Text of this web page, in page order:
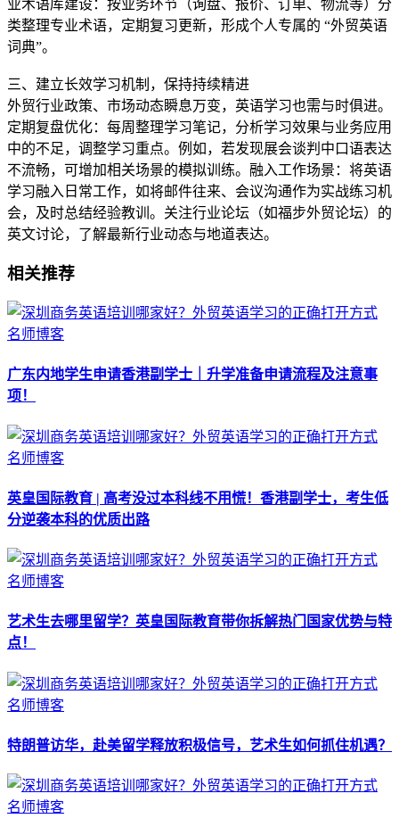
业术语库建设：按业务环节（询盘、报价、订单、物流等）分
类整理专业术语，定期复习更新，形成个人专属的 “外贸英语
词典”。
三、建立长效学习机制，保持持续精进
外贸行业政策、市场动态瞬息万变，英语学习也需与时俱进。
定期复盘优化：每周整理学习笔记，分析学习效果与业务应用
中的不足，调整学习重点。例如，若发现展会谈判中口语表达
不流畅，可增加相关场景的模拟训练。融入工作场景：将英语
学习融入日常工作，如将邮件往来、会议沟通作为实战练习机
会，及时总结经验教训。关注行业论坛（如福步外贸论坛）的
英文讨论，了解最新行业动态与地道表达。
相关推荐
名师博客
广东内地学生申请香港副学士｜升学准备申请流程及注意事
项！
名师博客
英皇国际教育 | 高考没过本科线不用慌！香港副学士，考生低
分逆袭本科的优质出路
名师博客
艺术生去哪里留学？英皇国际教育带你拆解热门国家优势与特
点！
名师博客
特朗普访华，赴美留学释放积极信号，艺术生如何抓住机遇？
名师博客